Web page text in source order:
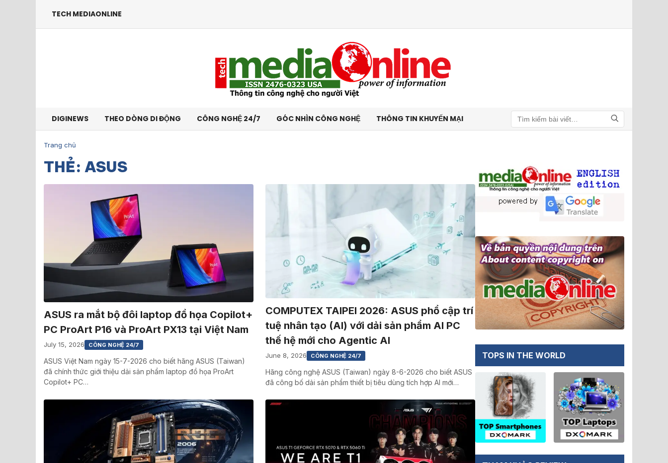
TECH MEDIAONLINE
DIGINEWS THEO DÒNG DI ĐỘNG CÔNG NGHỆ 24/7 GÓC NHÌN CÔNG NGHỆ THÔNG TIN KHUYẾN MẠI
Tìm kiếm
Trang chủ
THẺ: ASUS
ASUS ra mắt bộ đôi laptop đồ họa Copilot+
PC ProArt P16 và ProArt PX13 tại Việt Nam
July 15, 2026 CÔNG NGHỆ 24/7
ASUS Việt Nam ngày 15-7-2026 cho biết hãng ASUS (Taiwan)
đã chính thức giới thiệu dải sản phẩm laptop đồ họa ProArt
Copilot+ PC…
COMPUTEX TAIPEI 2026: ASUS phổ cập trí
tuệ nhân tạo (AI) với dải sản phẩm AI PC
thế hệ mới cho Agentic AI
June 8, 2026 CÔNG NGHỆ 24/7
Hãng công nghệ ASUS (Taiwan) ngày 8-6-2026 cho biết ASUS
đã công bố dải sản phẩm thiết bị tiêu dùng tích hợp AI mới…
TOPS IN THE WORLD